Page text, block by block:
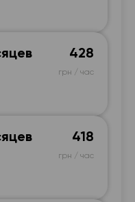
428
грн / час
418
грн / час